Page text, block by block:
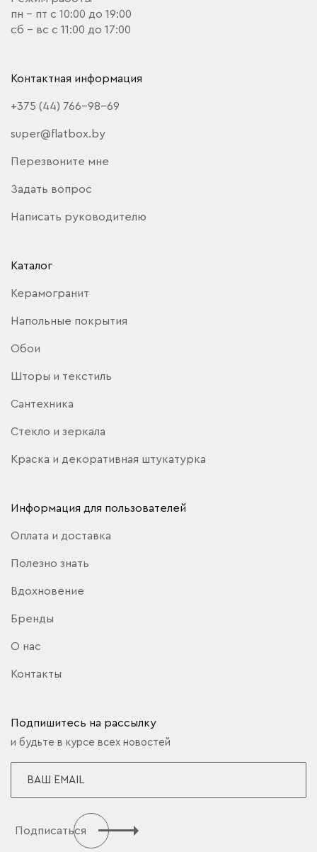
пн - пт с 10:00 до 19:00
сб - вс с 11:00 до 17:00
Контактная информация
+375 (44) 766-98-69
super@flatbox.by
Перезвоните мне
Задать вопрос
Написать руководителю
Каталог
Керамогранит
Напольные покрытия
Обои
Шторы и текстиль
Сантехника
Стекло и зеркала
Краска и декоративная штукатурка
Информация для пользователей
Оплата и доставка
Полезно знать
Вдохновение
Бренды
О нас
Контакты
Подпишитесь на рассылку
и будьте в курсе всех новостей
Подписаться